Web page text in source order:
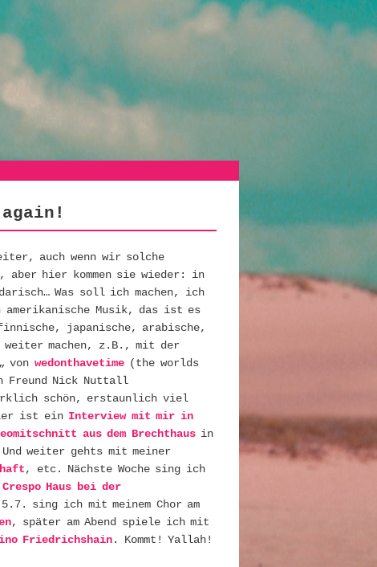
auch wenn wir solche
hier kommen sie wieder: in
Was soll ich machen, ich
Musik, das ist es
japanische, arabische,
weiter machen, z.B., mit der
„ von wedonthavetime(the worlds
Freund Nick Nuttall
schön, erstaunlich viel
ist ein Interview mit mir in
aus dem Brechthausin
weiter gehts mit meiner
, etc. Nächste Woche sing ich
Crespo Haus bei der
sing ich mit meinem Chor am
, später am Abend spiele ich mit
Friedrichshain. Kommt! Yallah!